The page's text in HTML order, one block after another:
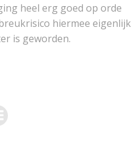
heel erg goed op orde
hiermee eigenlijk
is geworden.